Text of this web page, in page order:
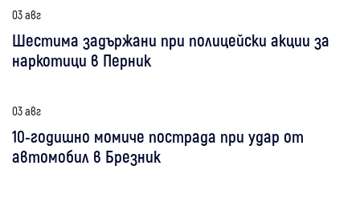
03 авг
Шестима задържани при полицейски акции за
наркотици в Перник
03 авг
10-годишно момиче пострада при удар от
автомобил в Брезник